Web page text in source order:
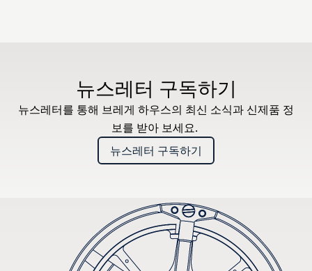
뉴스레터 구독하기
뉴스레터를 통해 브레게 하우스의 최신 소식과 신제품 정
보를 받아 보세요.
뉴스레터 구독하기